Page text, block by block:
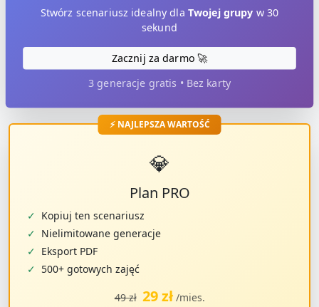
Stwórz scenariusz idealny dla Twojej grupy w 30
sekund
Zacznij za darmo 🚀
3 generacje gratis • Bez karty
⚡ NAJLEPSZA WARTOŚĆ
💎
Plan PRO
✓ Kopiuj ten scenariusz
✓ Nielimitowane generacje
✓ Eksport PDF
✓ 500+ gotowych zajęć
49 zł 29 zł /mies.